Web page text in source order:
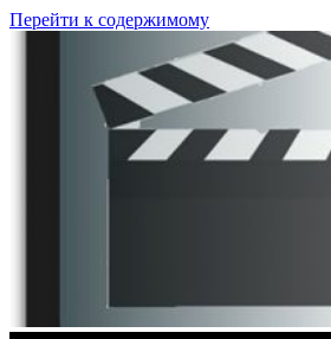
Перейти к содержимому